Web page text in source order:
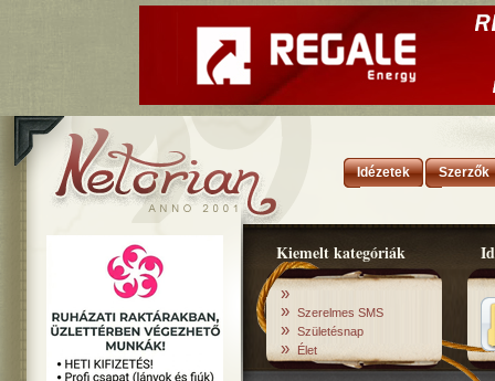
Idézetek Szerzők
Kiemelt kategóriák
»
» Szerelmes SMS
» Születésnap
» Élet